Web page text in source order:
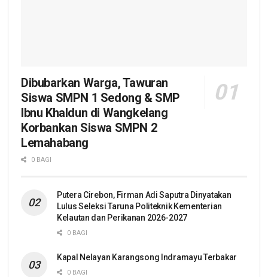
Dibubarkan Warga, Tawuran
Siswa SMPN 1 Sedong & SMP
Ibnu Khaldun di Wangkelang
Korbankan Siswa SMPN 2
Lemahabang
0 BAGI
Putera Cirebon, Firman Adi Saputra Dinyatakan
Lulus Seleksi Taruna Politeknik Kementerian
Kelautan dan Perikanan 2026-2027
0 BAGI
Kapal Nelayan Karangsong Indramayu Terbakar
0 BAGI